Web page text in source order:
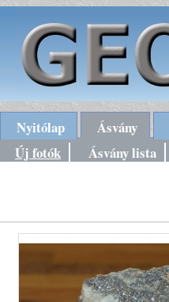
Nyitólap Ásvány
Új fotók
Ásvány lista